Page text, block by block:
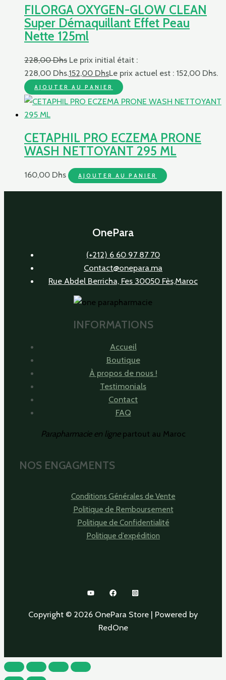
FILORGA OXYGEN-GLOW CLEAN
Super Démaquillant Effet Peau
Nette 125ml
228,00Dhs Le prix initial était :
228,00 Dhs.152,00 DhsLe prix actuel est : 152,00 Dhs.
AJOUTER AU PANIER
CETAPHIL PRO ECZEMA PRONE
WASH NETTOYANT 295 ML
160,00 Dhs AJOUTER AU PANIER
OnePara
(+212) 6 60 97 87 70
Contact@onepara.ma
Rue Abdel Berricha, Fes 30050 Fès,Maroc
INFORMATIONS
Accueil
Boutique
À propos de nous !
Testimonials
Contact
FAQ
Parapharmacie en lignepartout au Maroc
NOS ENGAGMENTS
Conditions Générales de Vente
Politique de Remboursement
Politique de Confidentialité
Politique d’expédition
Copyright © 2026 OnePara Store | Powered by
RedOne